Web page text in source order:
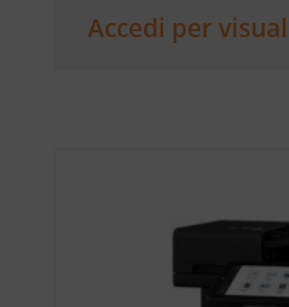
Accedi per